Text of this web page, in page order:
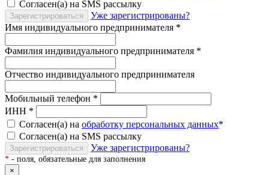
Согласен(а) на SMS рассылку
Зарегистрироваться
Уже зарегистрированы?
Имя индивидуального предпринимателя *
Фамилия индивидуального предпринимателя *
Отчество индивидуального предпринимателя
Мобильный телефон *
ИНН *
Согласен(а) на обработку персональных данных*
Согласен(а) на SMS рассылку
Зарегистрироваться Уже зарегистрированы?
* - поля, обязательные для заполнения
×